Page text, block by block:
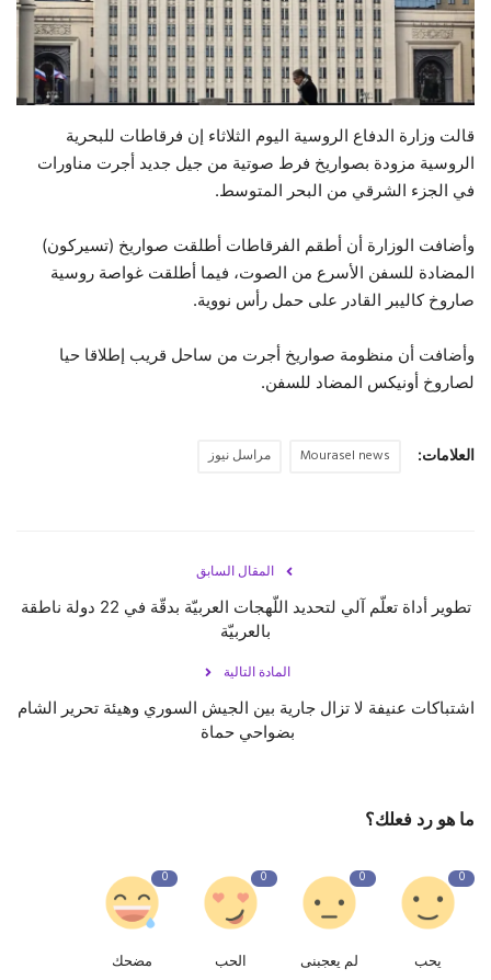
حياة
قالت وزارة الدفاع الروسية اليوم الثلاثاء إن فرقاطات للبحرية
الروسية مزودة بصواريخ فرط صوتية من جيل جديد أجرت مناورات
في الجزء الشرقي من البحر المتوسط.
وأضافت الوزارة أن أطقم الفرقاطات أطلقت صواريخ (تسيركون)
المضادة للسفن الأسرع من الصوت، فيما أطلقت غواصة روسية
صاروخ كاليبر القادر على حمل رأس نووية.
وأضافت أن منظومة صواريخ أجرت من ساحل قريب إطلاقا حيا
لصاروخ أونيكس المضاد للسفن.
العلامات: Mourasel news مراسل نيوز
المقال السابق
تطوير أداة تعلّم آلي لتحديد اللّهجات العربيّة بدقّة في 22 دولة ناطقة
بالعربيّة
المادة التالية
اشتباكات عنيفة لا تزال جارية بين الجيش السوري وهيئة تحرير الشام
بضواحي حماة ⁧‫
ما هو رد فعلك؟
0
يحب
0
لم يعجبنى
0
الحب
0
مضحك